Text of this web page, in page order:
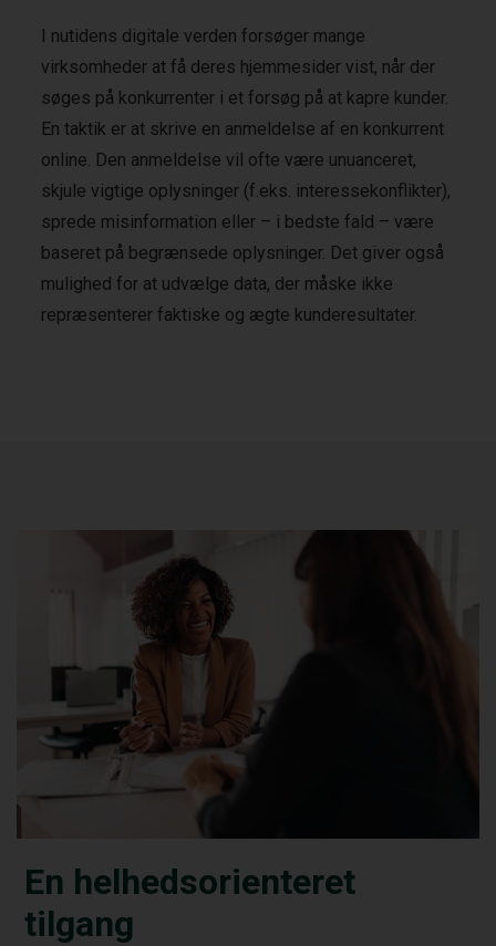
I nutidens digitale verden forsøger mange
virksomheder at få deres hjemmesider vist, når der
søges på konkurrenter i et forsøg på at kapre kunder.
En taktik er at skrive en anmeldelse af en konkurrent
online. Den anmeldelse vil ofte være unuanceret,
skjule vigtige oplysninger (f.eks. interessekonflikter),
sprede misinformation eller – i bedste fald – være
baseret på begrænsede oplysninger. Det giver også
mulighed for at udvælge data, der måske ikke
repræsenterer faktiske og ægte kunderesultater.
En helhedsorienteret
tilgang